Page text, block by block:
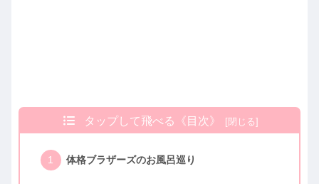
タップして飛べる《目次》
体格ブラザーズのお風呂巡り